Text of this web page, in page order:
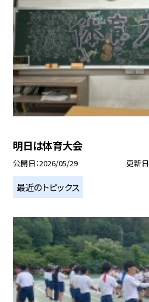
明日は体育大会
公開日 2026/05/29 更新日
最近のトピックス